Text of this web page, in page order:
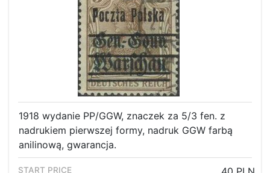
1918 wydanie PP/GGW, znaczek za 5/3 fen. z
nadrukiem pierwszej formy, nadruk GGW farbą
anilinową, gwarancja.